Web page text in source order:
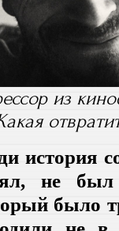
из
история
не
было